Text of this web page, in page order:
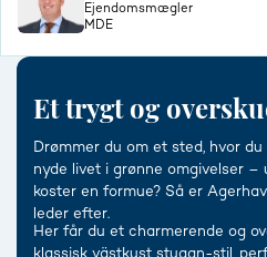
Ejendomsmægler
MDE
Et trygt og
Drømmer du om et sted, hvor
nyde livet i grønne omgivelser –
koster en formue? Så er
leder efter.
Her får du et charmerende og
klassisk västkust stugan-stil,